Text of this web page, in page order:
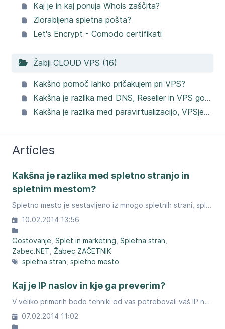
Kaj je in kaj ponuja Whois zaščita?
Zlorabljena spletna pošta?
Let's Encrypt - Comodo certifikati
Žabji CLOUD VPS (16)
Kakšno pomoč lahko pričakujem pri VPS?
Kakšna je razlika med DNS, Reseller in VPS gostovanjem?
Kakšna je razlika med paravirtualizacijo, VPSjem in Cloud VPSjem?
Articles
Kakšna je razlika med spletno stranjo in
spletnim mestom?
Spletno mesto je sestavljeno iz mnogo spletnih strani, spletna stran pa je dokument z besedilom, ki ga pokaže spletni brskalnik.
10.02.2014 13:56
Gostovanje Splet in marketing Spletna stran
Zabec.NET Žabec ZAČETNIK
spletna stran spletno mesto
Kaj je IP naslov in kje ga preverim?
V veliko primerih bodo tehniki od vas potrebovali vaš IP naslov. Kje ga dobite?
07.02.2014 11:02